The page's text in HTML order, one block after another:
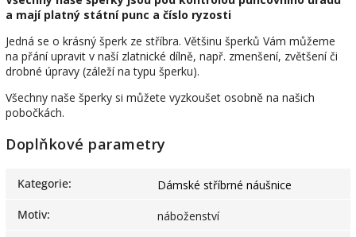
a mají platný státní punc a číslo ryzosti
Jedná se o krásný šperk ze stříbra. Většinu šperků Vám můžeme
na přání upravit v naší zlatnické dílně, např. zmenšení, zvětšení či
drobné úpravy (záleží na typu šperku).
Všechny naše šperky si můžete vyzkoušet osobně na našich
pobočkách.
Doplňkové parametry
Kategorie:
Dámské stříbrné náušnice
Motiv:
náboženství